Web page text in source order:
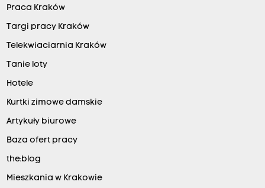
Praca Kraków
Targi pracy Kraków
Telekwiaciarnia Kraków
Tanie loty
Hotele
Kurtki zimowe damskie
Artykuły biurowe
Baza ofert pracy
the:blog
Mieszkania w Krakowie